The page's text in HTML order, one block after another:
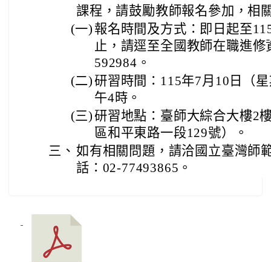
課程，請鼓勵教師報名參加，相
(一) 報名時間及方式：即日起至
止，請逕至全國教師在職進
592984。
(二)研習時間：115年7月10日（
午4時。
(三)研習地點：臺師大綜合大樓2
區和平東路一段129號）。
三、 如有相關問題，請洽國立臺灣師
話：02-77493865。